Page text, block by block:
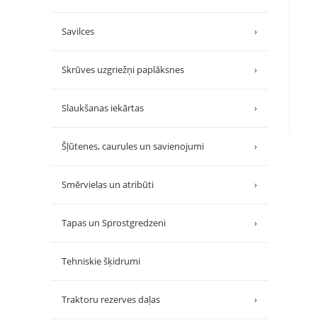
Savilces ›
Skrūves uzgriežņi paplāksnes ›
Slaukšanas iekārtas ›
Šļūtenes, caurules un savienojumi ›
Smērvielas un atribūti ›
Tapas un Sprostgredzeni ›
Tehniskie šķidrumi
Traktoru rezerves daļas ›